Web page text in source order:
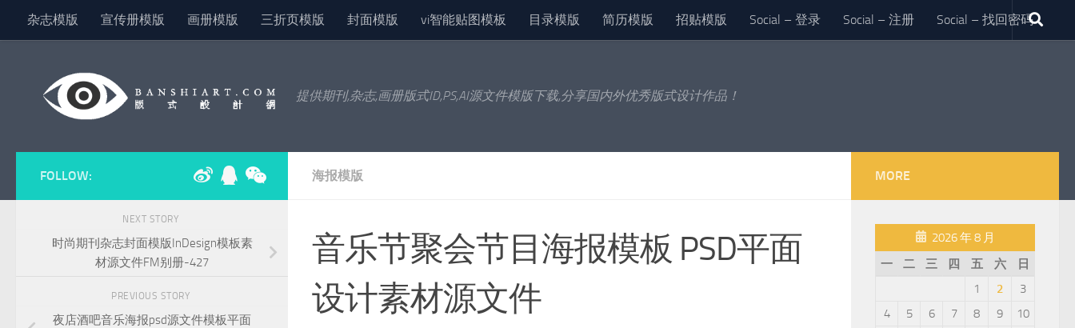
Skip to content
杂志模版 宣传册模版 画册模版 三折页模版 封面模版 vi智能贴图模板 目录模版 简历模版 招贴模版 Social – 登录 Social – 注册 Social – 找回密码
提供期刊,杂志,画册版式ID,PS,AI源文件模版下载,分享国内外优秀版式设计作品！
海报模版
音乐节聚会节目海报模板 PSD平面
设计素材源文件
FOLLOW:
NEXT STORY
时尚期刊杂志封面模版InDesign模板素
材源文件FM别册-427
PREVIOUS STORY
夜店酒吧音乐海报psd源文件模板平面
MORE
2026 年 8 月
一
二 三 四 五 六
日
1
2
3
4
5 6 7 8 9
10